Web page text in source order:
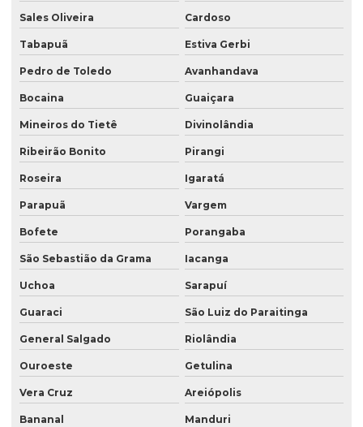
Sales Oliveira Cardoso
Tabapuã Estiva Gerbi
Pedro de Toledo Avanhandava
Bocaina Guaiçara
Mineiros do Tietê Divinolândia
Ribeirão Bonito Pirangi
Roseira Igaratá
Parapuã Vargem
Bofete Porangaba
São Sebastião da Grama Iacanga
Uchoa Sarapuí
Guaraci São Luiz do Paraitinga
General Salgado Riolândia
Ouroeste Getulina
Vera Cruz Areiópolis
Bananal Manduri